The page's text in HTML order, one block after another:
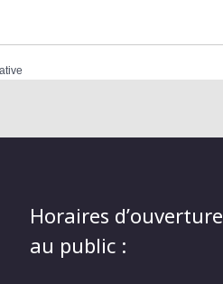
Horaires d’ouverture
au public :